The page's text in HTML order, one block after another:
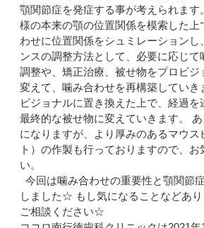
顎関節症を発症する事が考えられます
様の本来の顎の位置関係を模索した上
わせに位置関係をシュミレーションし
ンスの調整方法として、必要に応じて
調整や、矯正治療、被せ物をプロビジ
変えて、噛み合わせを再構築していき
ビジョナルに置き換えた上で、経過
最終的な被せ物に変えていきます。
になりますが、より厚みのあるマウス
ト）の作製も行っておりますので、お
い。
今回は噛み合わせの重要性と顎関節
しました☆ もし気になることなどあ
ご相談ください☆